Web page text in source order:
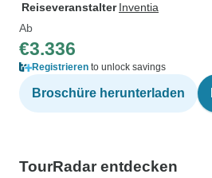
Reiseveranstalter Inventia
Ab
€3.336
Registrieren to unlock savings
Broschüre herunterladen
TourRadar entdecken